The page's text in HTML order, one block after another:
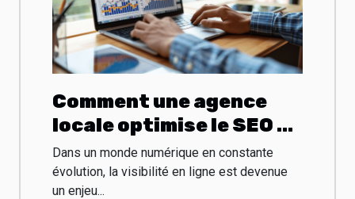
Comment une agence
locale optimise le SEO et
le SEA pour booster
votre business
Dans un monde numérique en constante
évolution, la visibilité en ligne est devenue
un enjeu...